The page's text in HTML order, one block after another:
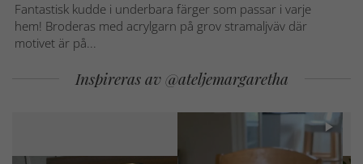
Fantastisk kudde i underbara färger som passar i varje
hem! Broderas med acrylgarn på grov stramaljväv där
motivet är på...
Inspireras av @ateljemargaretha